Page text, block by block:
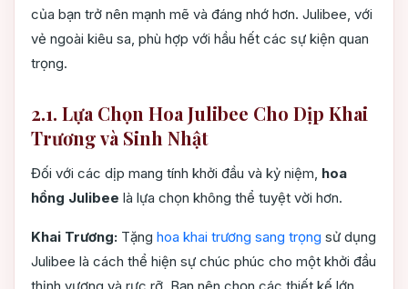
của bạn trở nên mạnh mẽ và đáng nhớ hơn. Julibee, với
vẻ ngoài kiêu sa, phù hợp với hầu hết các sự kiện quan
trọng.
2.1. Lựa Chọn Hoa Julibee Cho Dịp Khai
Trương và Sinh Nhật
Đối với các dịp mang tính khởi đầu và kỷ niệm, hoa
hồng Julibee là lựa chọn không thể tuyệt vời hơn.
Khai Trương: Tặng hoa khai trương sang trọng sử dụng
Julibee là cách thể hiện sự chúc phúc cho một khởi đầu